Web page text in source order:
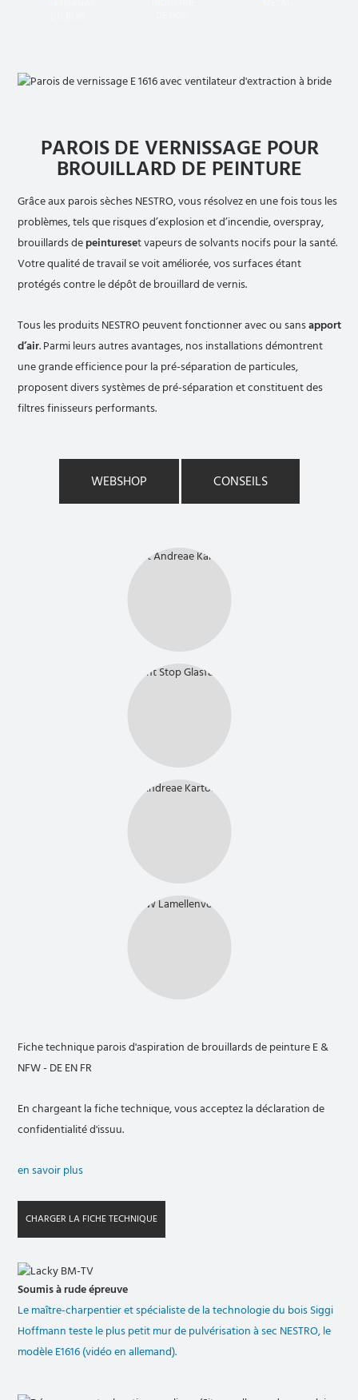
PAROIS DE VERNISSAGE POUR
BROUILLARD DE PEINTURE
Grâce aux parois sèches NESTRO, vous résolvez en une fois tous les
problèmes, tels que risques d’explosion et d’incendie, overspray,
brouillards depeintureset vapeurs de solvants nocifs pour la santé.
Votre qualité de travail se voit améliorée, vos surfaces étant
protégés contre le dépôt de brouillard de vernis.
Tous les produits NESTRO peuvent fonctionner avec ou sansapport
d’air. Parmi leurs autres avantages, nos installations démontrent
une grande efficience pour la pré-séparation de particules,
proposent divers systèmes de pré-séparation et constituent des
filtres finisseurs performants.
WEBSHOP CONSEILS
Fiche technique parois d'aspiration de brouillards de peinture E &
NFW - DE EN FR
En chargeant la fiche technique, vous acceptez la déclaration de
confidentialité d'issuu.
en savoir plus
CHARGER LA FICHE TECHNIQUE
Soumis à rude épreuve
Le maître-charpentier et spécialiste de la technologie du bois Siggi
Hoffmann teste le plus petit mur de pulvérisation à sec NESTRO, le
modèle E1616 (vidéo en allemand).